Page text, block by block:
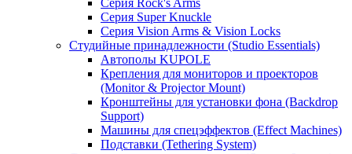
Серия Rock's Arms
Серия Super Knuckle
Серия Vision Arms & Vision Locks
Студийные принадлежности (Studio Essentials)
Автополы KUPOLE
Крепления для мониторов и проекторов
(Monitor & Projector Mount)
Кронштейны для установки фона (Backdrop
Support)
Машины для спецэффектов (Effect Machines)
Подставки (Tethering System)